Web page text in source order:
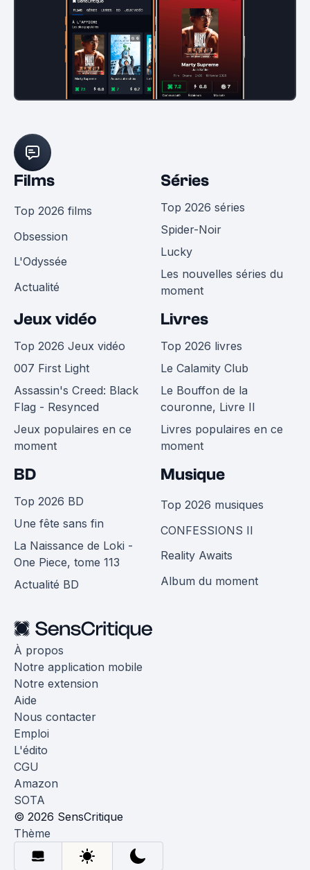
Films
Top 2026 films
Obsession
L'Odyssée
Actualité
Séries
Top 2026 séries
Spider-Noir
Lucky
Les nouvelles séries du
moment
Jeux vidéo
Top 2026 Jeux vidéo
007 First Light
Assassin's Creed: Black
Flag - Resynced
Jeux populaires en ce
moment
Livres
Top 2026 livres
Le Calamity Club
Le Bouffon de la
couronne, Livre II
Livres populaires en ce
moment
BD
Top 2026 BD
Une fête sans fin
La Naissance de Loki -
One Piece, tome 113
Actualité BD
Musique
Top 2026 musiques
CONFESSIONS II
Reality Awaits
Album du moment
À propos
Notre application mobile
Notre extension
Aide
Nous contacter
Emploi
L'édito
CGU
Amazon
SOTA
© 2026 SensCritique
Thème